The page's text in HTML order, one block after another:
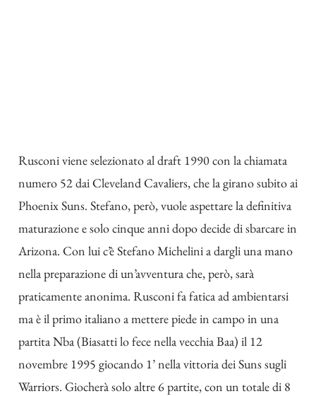
Rusconi viene selezionato al draft 1990 con la chiamata
numero 52 dai Cleveland Cavaliers, che la girano subito ai
Phoenix Suns. Stefano, però, vuole aspettare la definitiva
maturazione e solo cinque anni dopo decide di sbarcare in
Arizona. Con lui c’è Stefano Michelini a dargli una mano
nella preparazione di un’avventura che, però, sarà
praticamente anonima. Rusconi fa fatica ad ambientarsi
ma è il primo italiano a mettere piede in campo in una
partita Nba (Biasatti lo fece nella vecchia Baa) il 12
novembre 1995 giocando 1’ nella vittoria dei Suns sugli
Warriors. Giocherà solo altre 6 partite, con un totale di 8